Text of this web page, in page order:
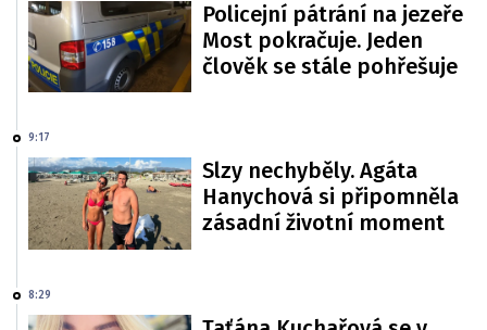
Policejní pátrání na jezeře
Most pokračuje. Jeden
člověk se stále pohřešuje
9:17
Slzy nechyběly. Agáta
Hanychová si připomněla
zásadní životní moment
8:29